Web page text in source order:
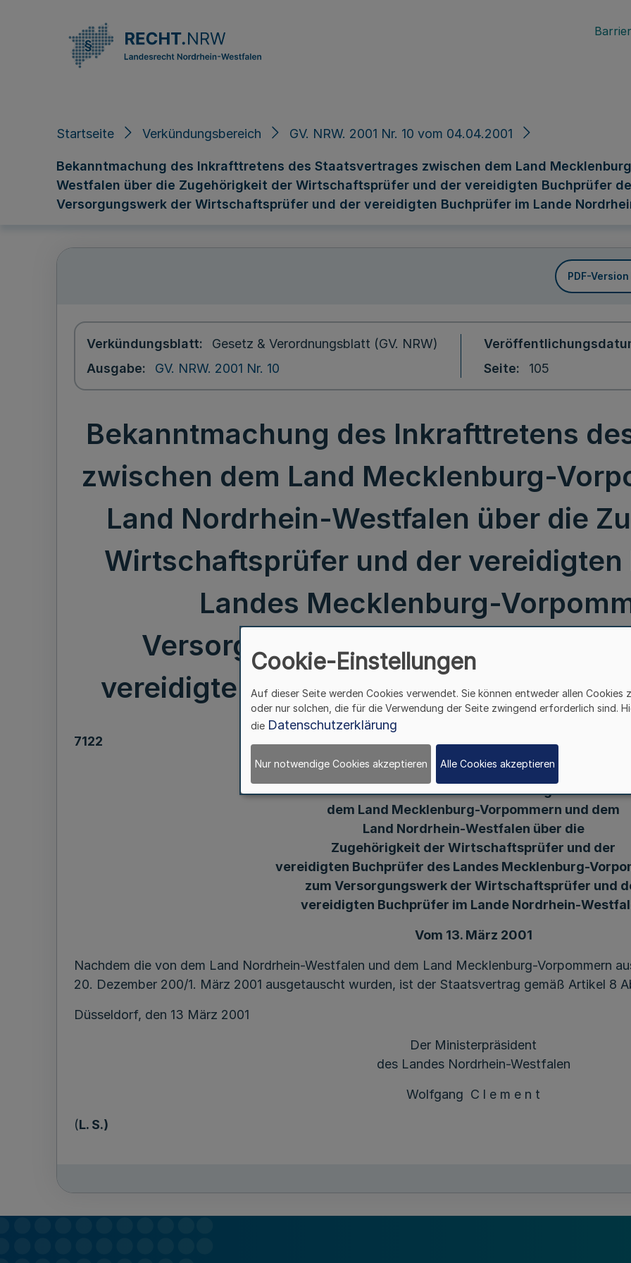
Startseite Verkündungsbereich GV. NRW. 2001 Nr. 10 vom 04.04.2001
Bekanntmachung des Inkrafttretens des Staatsvertrages zwischen dem Land
Westfalen über die Zugehörigkeit der Wirtschaftsprüfer und der vereidigten Buchprüfer
Versorgungswerk der Wirtschaftsprüfer und der vereidigten Buchprüfer im Lande
PDF-
Verkündungsblatt
Gesetz & Verordnungsblatt (GV. NRW)
Ausgabe
GV. NRW. 2001 Nr. 10
Seite
105
Bekanntmachung des Inkrafttretens
zwischen dem Land Mecklenburg-
Land Nordrhein-Westfalen über die
Wirtschaftsprüfer und der
Landes Mecklenburg-
Versorgungswerk der
vereidigten Buchprüfer im Lande
7122
Bekanntmachung
des Inkrafttretens des Staatsvertrages zwischen
dem Land Mecklenburg-Vorpommern und dem
Land Nordrhein-Westfalen über die
Zugehörigkeit der Wirtschaftsprüfer und der
vereidigten Buchprüfer des Landes Mecklenburg-
zum Versorgungswerk der Wirtschaftsprüfer und
vereidigten Buchprüfer im Lande Nordrhein-
Vom 13. März 2001
Nachdem die von dem Land Nordrhein-Westfalen und dem Land Mecklenburg-Vorpommern
20. Dezember 200/1. März 2001 ausgetauscht wurden, ist der Staatsvertrag gemäß Artikel 8
Düsseldorf, den 13 März 2001
Der Ministerpräsident
des Landes Nordrhein-Westfalen
Wolfgang C l e m e n t
(L. S.)
Cookie-Einstellungen
Auf dieser Seite werden Cookies verwendet. Sie können entweder allen Cookies
oder nur solchen, die für die Verwendung der Seite zwingend erforderlich sind.
die Datenschutzerklärung
Nur notwendige Cookies akzeptieren Alle Cookies akzeptieren